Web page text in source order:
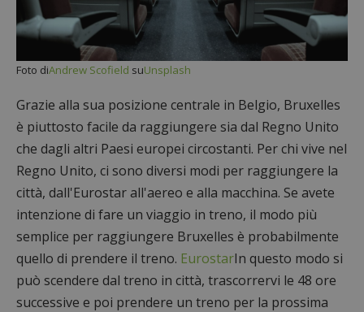
Foto diAndrew Scofield suUnsplash
Grazie alla sua posizione centrale in Belgio, Bruxelles
è piuttosto facile da raggiungere sia dal Regno Unito
che dagli altri Paesi europei circostanti. Per chi vive nel
Regno Unito, ci sono diversi modi per raggiungere la
città, dall'Eurostar all'aereo e alla macchina. Se avete
intenzione di fare un viaggio in treno, il modo più
semplice per raggiungere Bruxelles è probabilmente
quello di prendere il treno. EurostarIn questo modo si
può scendere dal treno in città, trascorrervi le 48 ore
successive e poi prendere un treno per la prossima